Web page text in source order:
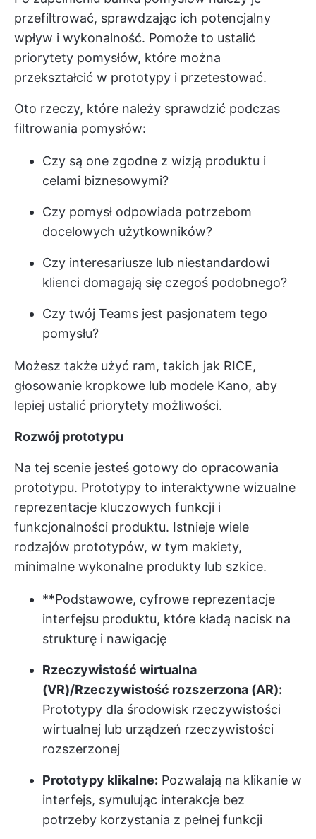
przefiltrować, sprawdzając ich potencjalny
wpływ i wykonalność. Pomoże to ustalić
priorytety pomysłów, które można
przekształcić w prototypy i przetestować.
Oto rzeczy, które należy sprawdzić podczas
filtrowania pomysłów:
Czy są one zgodne z wizją produktu i
celami biznesowymi?
Czy pomysł odpowiada potrzebom
docelowych użytkowników?
Czy interesariusze lub niestandardowi
klienci domagają się czegoś podobnego?
Czy twój Teams jest pasjonatem tego
pomysłu?
Możesz także użyć ram, takich jak RICE,
głosowanie kropkowe lub modele Kano, aby
lepiej ustalić priorytety możliwości.
Rozwój prototypu
Na tej scenie jesteś gotowy do opracowania
prototypu. Prototypy to interaktywne wizualne
reprezentacje kluczowych funkcji i
funkcjonalności produktu. Istnieje wiele
rodzajów prototypów, w tym makiety,
minimalne wykonalne produkty lub szkice.
**Podstawowe, cyfrowe reprezentacje
interfejsu produktu, które kładą nacisk na
strukturę i nawigację
Rzeczywistość wirtualna
(VR)/Rzeczywistość rozszerzona (AR):
Prototypy dla środowisk rzeczywistości
wirtualnej lub urządzeń rzeczywistości
rozszerzonej
Prototypy klikalne: Pozwalają na klikanie w
interfejs, symulując interakcje bez
potrzeby korzystania z pełnej funkcji